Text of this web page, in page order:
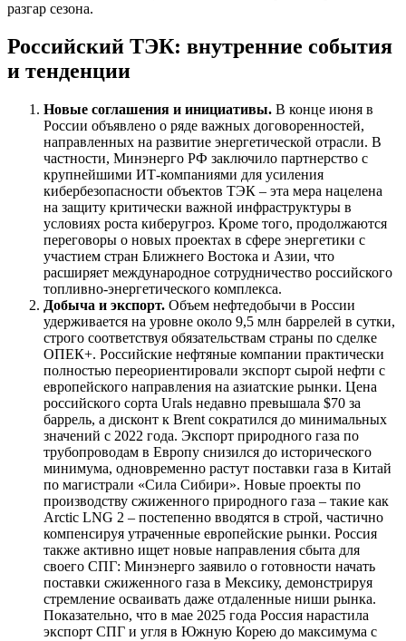
разгар сезона.
Российский ТЭК: внутренние события
и тенденции
Новые соглашения и инициативы. В конце июня в
России объявлено о ряде важных договоренностей,
направленных на развитие энергетической отрасли. В
частности, Минэнерго РФ заключило партнерство с
крупнейшими ИТ-компаниями для усиления
кибербезопасности объектов ТЭК – эта мера нацелена
на защиту критически важной инфраструктуры в
условиях роста киберугроз. Кроме того, продолжаются
переговоры о новых проектах в сфере энергетики с
участием стран Ближнего Востока и Азии, что
расширяет международное сотрудничество российского
топливно-энергетического комплекса.
Добыча и экспорт. Объем нефтедобычи в России
удерживается на уровне около 9,5 млн баррелей в сутки,
строго соответствуя обязательствам страны по сделке
ОПЕК+. Российские нефтяные компании практически
полностью переориентировали экспорт сырой нефти с
европейского направления на азиатские рынки. Цена
российского сорта Urals недавно превышала $70 за
баррель, а дисконт к Brent сократился до минимальных
значений с 2022 года. Экспорт природного газа по
трубопроводам в Европу снизился до исторического
минимума, одновременно растут поставки газа в Китай
по магистрали «Сила Сибири». Новые проекты по
производству сжиженного природного газа – такие как
Arctic LNG 2 – постепенно вводятся в строй, частично
компенсируя утраченные европейские рынки. Россия
также активно ищет новые направления сбыта для
своего СПГ: Минэнерго заявило о готовности начать
поставки сжиженного газа в Мексику, демонстрируя
стремление осваивать даже отдаленные ниши рынка.
Показательно, что в мае 2025 года Россия нарастила
экспорт СПГ и угля в Южную Корею до максимума с